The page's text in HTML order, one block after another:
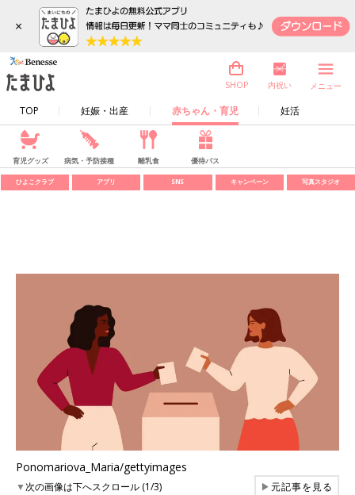
×
TOP 妊娠・出産 赤ちゃん・育児 妊活
SHOP 内祝い メニュー
育児グッズ 病気・予防接種 離乳食 優待パス
ひよこクラブ アプリ SNS キャンペーン 写真スタジオ
Ponomariova_Maria/gettyimages
▼次の画像は下へスクロール (1/3) ▶元記事を見る